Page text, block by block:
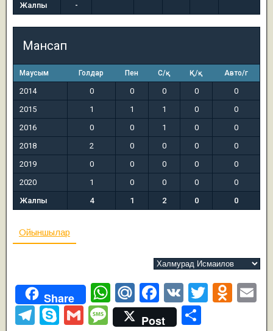
Жалпы -
Мансап
Маусым Голдар Пен С/қ Қ/қ Авто/г
2014 0 0 0 0
0
2015
1 1 1 0
0
2016
0 0 1 0
0
2018
2 0 0 0
0
2019
0 0 0 0
0
2020
1 0 0 0
0
Жалпы
4 1 2 0 0
Ойыншылар
Share
W
h
M
ail
F
a
V
K
T
O
T
S
G
M
Post